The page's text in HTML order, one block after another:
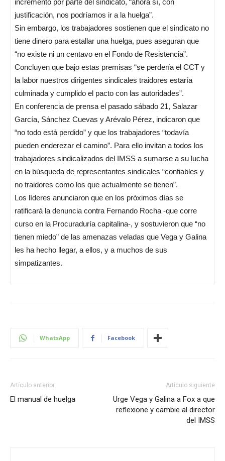
incremento por parte del sindicato, “ahora sí, con
justificación, nos podríamos ir a la huelga”.
Sin embargo, los trabajadores sostienen que el sindicato no
tiene dinero para estallar una huelga, pues aseguran que
“no existe ni un centavo en el Fondo de Resistencia”.
Concluyen que bajo estas premisas “se perdería el CCT y
la labor nuestros dirigentes sindicales traidores estaría
culminada y cumplido el pacto con las autoridades”.
En conferencia de prensa el pasado sábado 21, Salazar
García, Sánchez Cuevas y Arévalo Pérez, indicaron que
“no todo está perdido” y que los trabajadores “todavía
pueden enderezar el camino”. Para ello invitan a todos los
trabajadores sindicalizados del IMSS a sumarse a su lucha
en la búsqueda de representantes sindicales “confiables y
no traidores como los que actualmente se tienen”.
Los líderes anunciaron que en los próximos días se
ratificará la denuncia contra Fernando Rocha -que corre
curso en la Procuraduría capitalina-, y sostuvieron que “no
tienen miedo” de las amenazas veladas que Vega y Galina
les ha hecho llegar, a ellos, y a muchos de sus
simpatizantes.
WhatsApp Facebook
Artículo anterior
El manual de huelga
Artículo siguiente
Urge Vega y Galina a Fox a que
reflexione y cambie al director
del IMSS